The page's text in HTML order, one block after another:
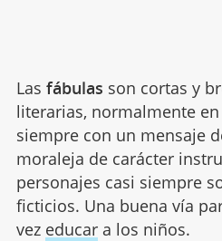
Las fábulas son cortas y
literarias, normalmente
siempre con un mensaje
moraleja de carácter
personajes casi siempre
ficticios. Una buena vía
vez educara los niños.